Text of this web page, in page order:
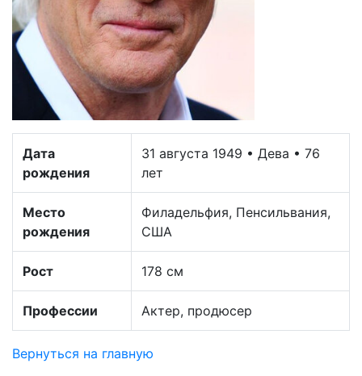
Дата
рождения
31 августа 1949 • Дева • 76
лет
Место
рождения
Филадельфия, Пенсильвания,
США
Рост 178 см
Профессии Актер, продюсер
Вернуться на главную